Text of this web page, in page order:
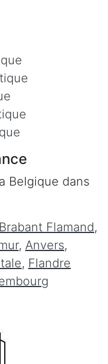
Belgique dans
Brabant Flamand,
, Anvers,
, Flandre